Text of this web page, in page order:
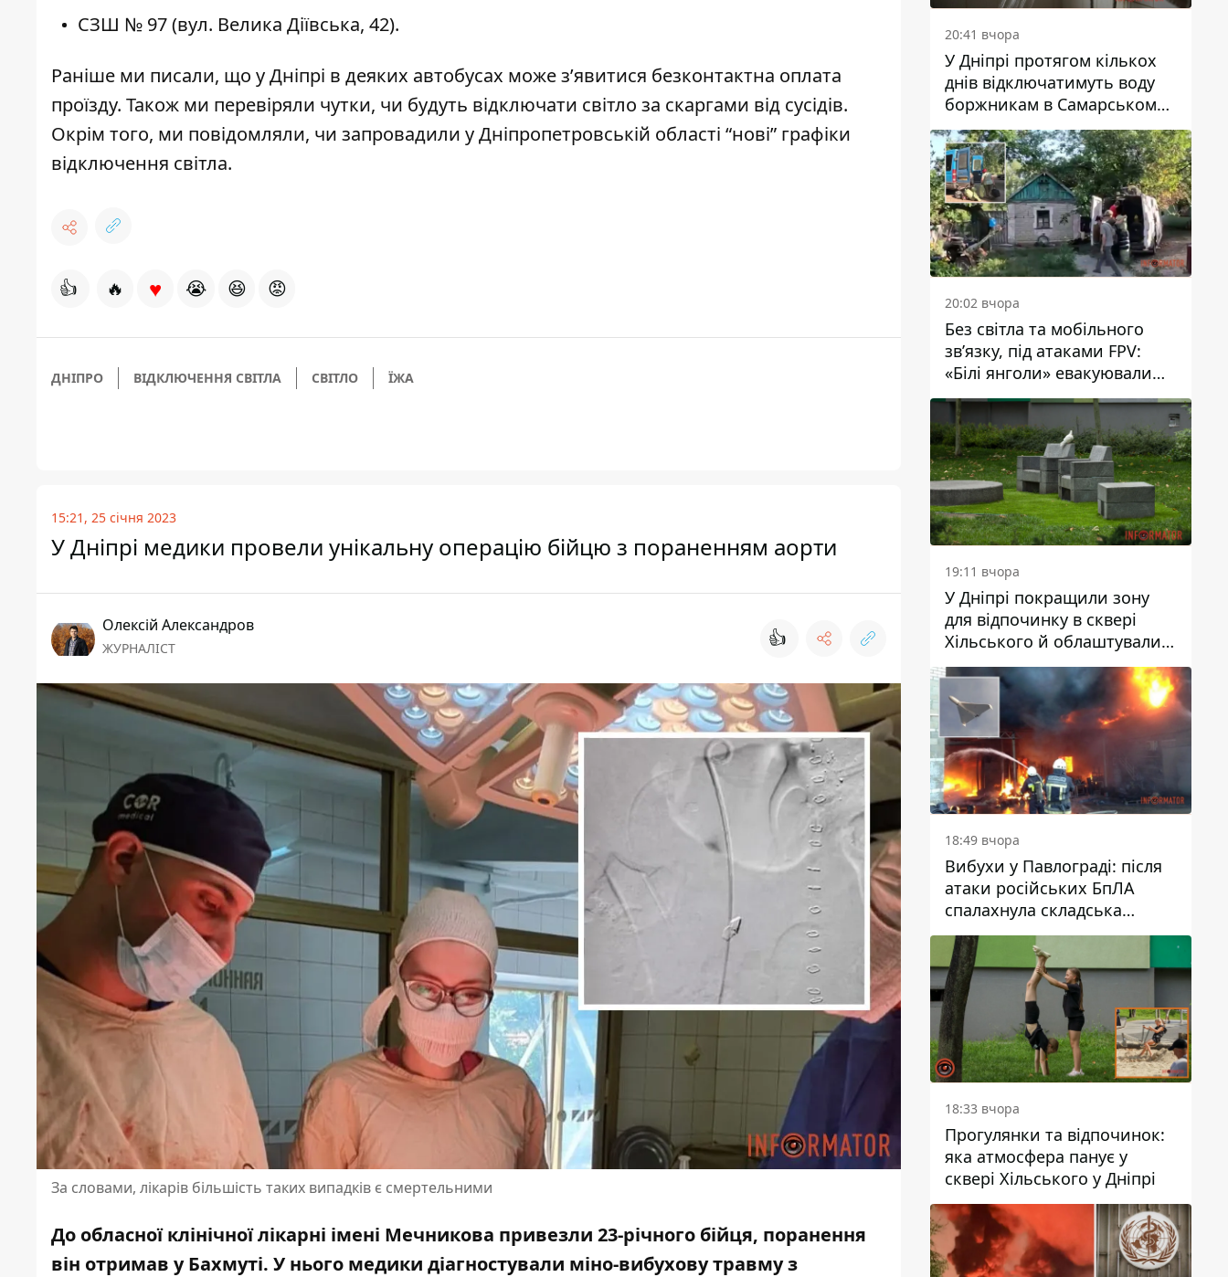
СЗШ № 97 (вул. Велика Діївська, 42).
Раніше ми писали, що у Дніпрі в деяких автобусах можез’явитися безконтактна оплата
проїзду. Також ми перевіряли чутки, чи будуть відключати світло за скаргами від сусідів.
Окрім того, ми повідомляли, чи запровадили у Дніпропетровській області “нові” графіки
відключення світла.
👍 🔥 ♥ 😭 😆 😡
ДНІПРО ВІДКЛЮЧЕННЯ СВІТЛА СВІТЛО ЇЖА
15:21, 25 січня 2023
У Дніпрі медики провели унікальну операцію бійцю з пораненням аорти
Олексій Александров
ЖУРНАЛІСТ 👍
За словами, лікарів більшість таких випадків є смертельними
До обласної клінічної лікарні імені Мечникова привезли 23-річного бійця, поранення
він отримав у Бахмуті. У нього медики діагностували міно-вибухову травму з
20:41 вчора
У Дніпрі протягом кількох
днів відключатимуть воду
боржникам в Самарському
районі: адреси
20:02 вчора
Без світла та мобільного
зв’язку, під атаками FPV:
«Білі янголи» евакуювали
людей із Межівської
громади
19:11 вчора
У Дніпрі покращили зону
для відпочинку в сквері
Хільського й облаштували
штучний газон
18:49 вчора
Вибухи у Павлограді: після
атаки російських БпЛА
спалахнула складська
будівля підприємства
18:33 вчора
Прогулянки та відпочинок:
яка атмосфера панує у
сквері Хільського у Дніпрі